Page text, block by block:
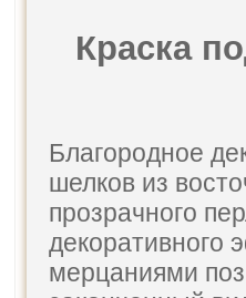
Краска
Благородное
шелков из
прозрачного
декоративного
мерцаниями